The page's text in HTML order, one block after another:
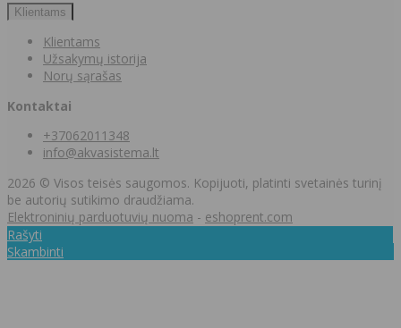
Klientams
Klientams
Užsakymų istorija
Norų sąrašas
Kontaktai
+37062011348
info@akvasistema.lt
2026 © Visos teisės saugomos. Kopijuoti, platinti svetainės turinį
be autorių sutikimo draudžiama.
Elektroninių parduotuvių nuoma - eshoprent.com
Rašyti
Skambinti